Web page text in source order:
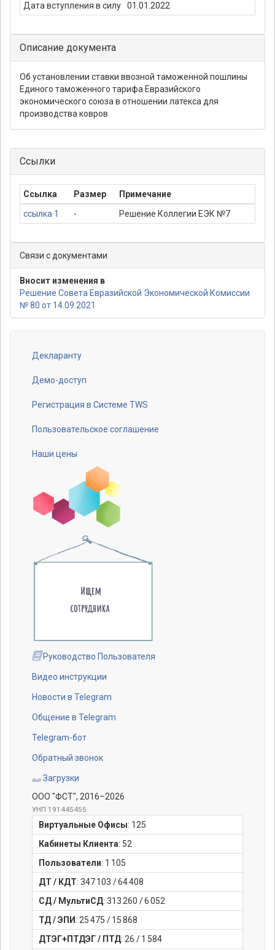
Дата вступления в силу
01.01.2022
Описание документа
Об установлении ставки ввозной таможенной пошлины
Единого таможенного тарифа Евразийского
экономического союза в отношении латекса для
производства ковров
Ссылки
Ссылка Размер
Примечание
ссылка 1
- Решение Коллегии ЕЭК №7
Связи с документами
Вносит изменения в
Решение Совета Евразийской Экономической Комиссии
№ 80 от 14.09.2021
Footer
menu
Декларанту
Демо-доступ
Регистрация в Системе TWS
Пользовательское соглашение
Наши цены
Руководство Пользователя
Видео инструкции
Новости в Telegram
Общение в Telegram
Telegram-бот
Обратный звонок
Загрузки
ООО "ФСТ", 2016–2026
УНП 191445455
Виртуальные Офисы: 125
Кабинеты Клиента: 52
Пользователи: 1 105
ДТ / КДТ: 347 103 /64 408
СД / МультиСД: 313 260 /6 052
ТД / ЭПИ : 25 475 / 15 868
ДТЭГ+ПТДЭГ / ПТД: 26 / 1 584